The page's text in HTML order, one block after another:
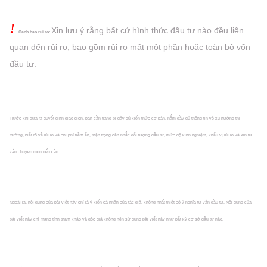
! Cảnh báo rủi ro: Xin lưu ý rằng bất cứ hình thức đầu tư nào đều liên
quan đến rủi ro, bao gồm rủi ro mất một phần hoặc toàn bộ vốn
đầu tư.
Trước khi đưa ra quyết định giao dịch, bạn cần trang bị đầy đủ kiến thức cơ bản, nắm đầy đủ thông tin về xu hướng thị
trường, biết rõ về rủi ro và chi phí tiềm ẩn, thận trọng cân nhắc đối tượng đầu tư, mức độ kinh nghiệm, khẩu vị rủi ro và xin tư
vấn chuyên môn nếu cần.
Ngoài ra, nội dung của bài viết này chỉ là ý kiến cá nhân của tác giả, không nhất thiết có ý nghĩa tư vấn đầu tư. Nội dung của
bài viết này chỉ mang tính tham khảo và độc giả không nên sử dụng bài viết này như bất kỳ cơ sở đầu tư nào.